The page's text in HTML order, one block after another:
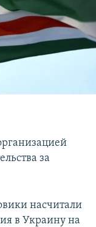
за
насчитали
в Украину на